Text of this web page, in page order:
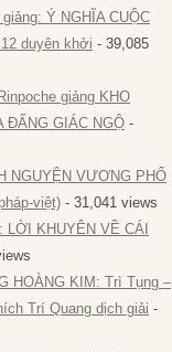
Ý NGHĨA CUỘC
duyên khởi - 39,085
giảng KHO
ĐẤNG GIÁC NGỘ -
NGUYỆN VƯƠNG PHỔ
việt) - 31,041 views
KHUYÊN VỀ CÁI
HOÀNG KIM: Trì Tụng –
Trí Quang dịch giải -